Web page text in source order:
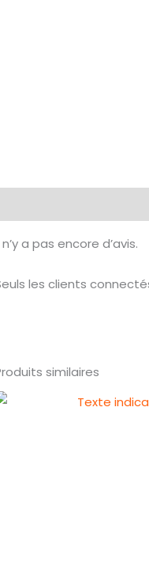
n’y a pas encore d’avis.
les clients
similaires